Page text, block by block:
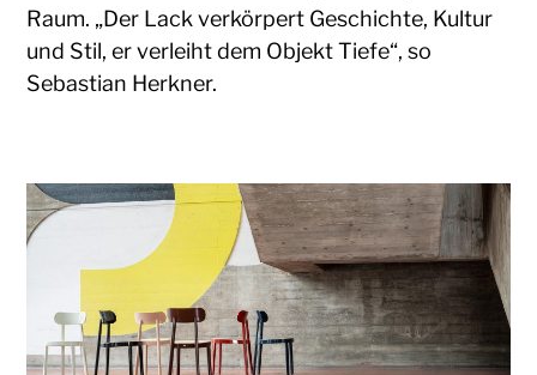
Raum. „Der Lack verkörpert Geschichte, Kultur
und Stil, er verleiht dem Objekt Tiefe“, so
Sebastian Herkner.